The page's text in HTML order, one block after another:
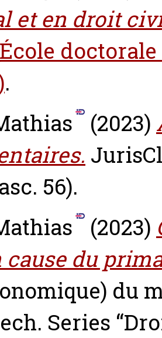
et en droit
École
.
(2023)
56).
(2023)
cause du
du
Series